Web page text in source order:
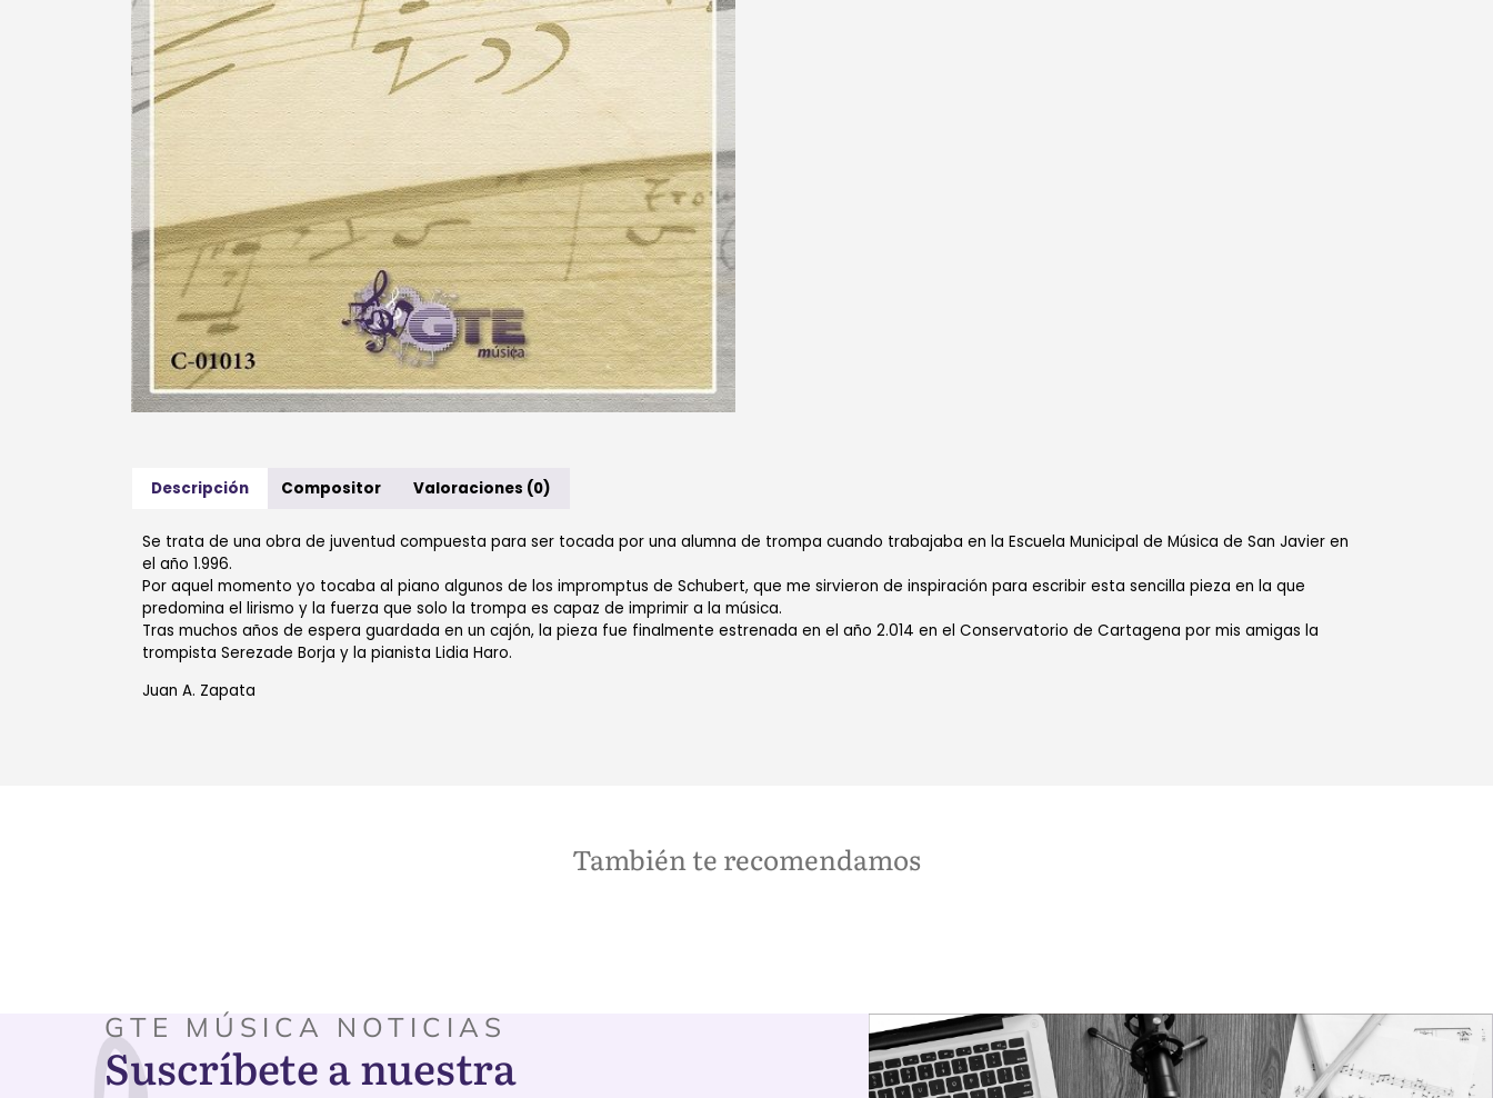
Descripción Compositor Valoraciones (0)
Se trata de una obra de juventud compuesta para ser tocada por una alumna de trompa cuando trabajaba en la Escuela Municipal de Música de San Javier en
el año 1.996.
Por aquel momento yo tocaba al piano algunos de los impromptus de Schubert, que me sirvieron de inspiración para escribir esta sencilla pieza en la que
predomina el lirismo y la fuerza que solo la trompa es capaz de imprimir a la música.
Tras muchos años de espera guardada en un cajón, la pieza fue finalmente estrenada en el año 2.014 en el Conservatorio de Cartagena por mis amigas la
trompista Serezade Borja y la pianista Lidia Haro.
Juan A. Zapata
También te recomendamos
GTE MÚSICA NOTICIAS
Suscríbete a nuestra